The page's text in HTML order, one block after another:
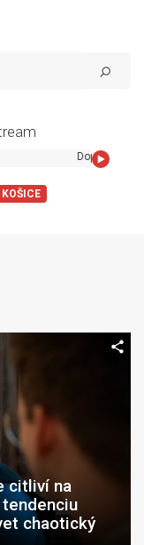
Kosice 055 729 59 59
citliví na
chaotický